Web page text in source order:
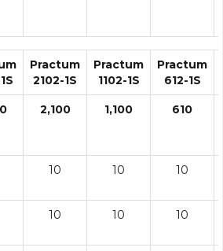
Practum
2102-1S
Practum
1102-1S
Practum
612-1S
2,100 1,100 610
10 10 10
10 10 10